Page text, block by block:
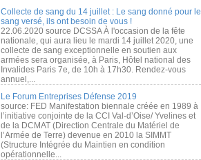
Collecte de sang du 14 juillet : Le sang donné pour le
sang versé, ils ont besoin de vous !
22.06.2020 source DCSSA À l'occasion de la fête
nationale, qui aura lieu le mardi 14 juillet 2020, une
collecte de sang exceptionnelle en soutien aux
armées sera organisée, à Paris, Hôtel national des
Invalides Paris 7e, de 10h à 17h30. Rendez-vous
annuel,...
Le Forum Entreprises Défense 2019
source: FED Manifestation biennale créée en 1989 à
l’initiative conjointe de la CCI Val-d’Oise/ Yvelines et
de la DCMAT (Direction Centrale du Matériel de
l’Armée de Terre) devenue en 2010 la SIMMT
(Structure Intégrée du Maintien en condition
opérationnelle...